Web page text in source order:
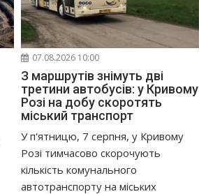
07.08.2026 10:00
З маршрутів знімуть дві
третини автобусів: у Кривому
Розі на добу скоротять
міський транспорт
У п'ятницю, 7 серпня, у Кривому
Розі тимчасово скорочують
кількість комунального
автотранспорту на міських